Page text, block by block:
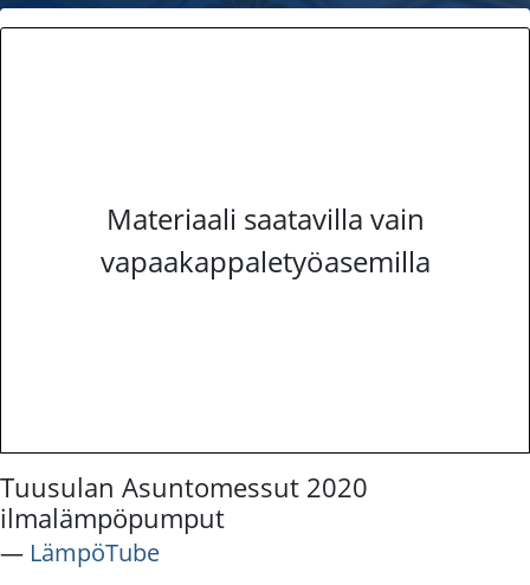
Materiaali saatavilla vain
vapaakappaletyöasemilla
Tuusulan Asuntomessut 2020
ilmalämpöpumput
― LämpöTube